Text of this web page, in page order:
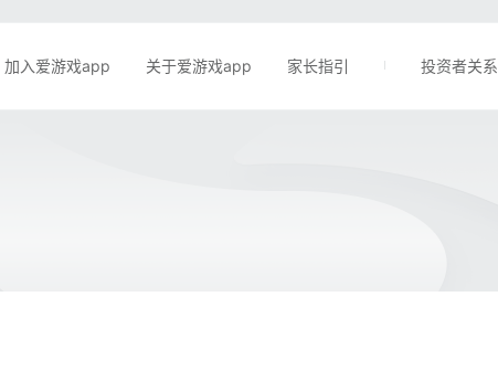
加入爱游戏app 关于爱游戏app 家长指引 投资者关系